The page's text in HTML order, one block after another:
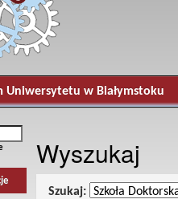
Uniwersytetu w Białymstoku
Wyszukaj
Szukaj: